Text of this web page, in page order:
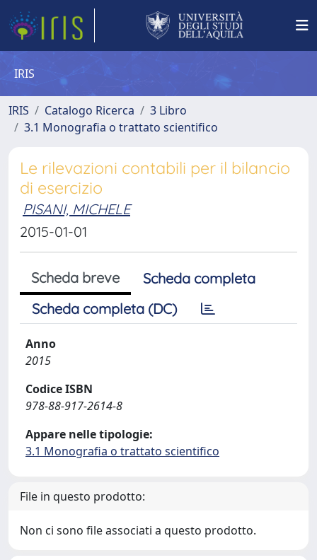
IRIS
IRIS Catalogo Ricerca
3 Libro
3.1 Monografia o trattato scientifico
Le rilevazioni contabili per il bilancio
di esercizio
PISANI, MICHELE
2015-01-01
Scheda breve
Scheda completa
Scheda completa (DC)
Anno
2015
Codice ISBN
978-88-917-2614-8
Appare nelle tipologie:
3.1 Monografia o trattato scientifico
File in questo prodotto:
Non ci sono file associati a questo prodotto.